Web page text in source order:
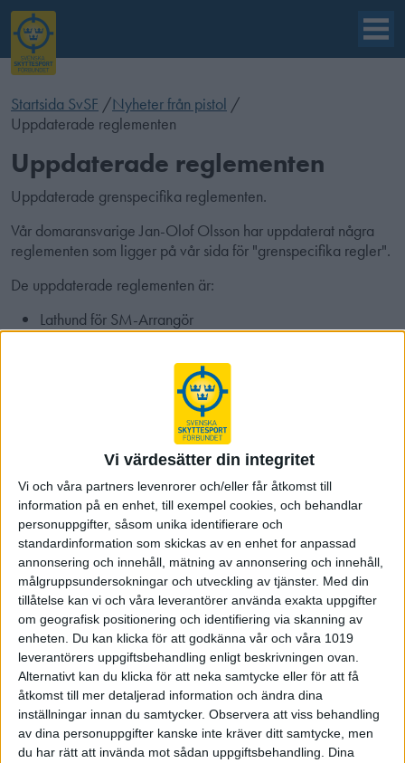
Vi värdesätter din integritet
Vi och våra partners levenrorer och/eller får åtkomst till
information på en enhet, till exempel cookies, och behandlar
personuppgifter, såsom unika identifierare och
standardinformation som skickas av en enhet for anpassad
annonsering och innehåll, mätning av annonsering och innehåll,
målgruppsundersokningar och utveckling av tjänster. Med din
tillåtelse kan vi och våra leverantörer använda exakta uppgifter
om geografisk positionering och identifiering via skanning av
enheten. Du kan klicka för att godkänna vår och våra 1019
leverantörers uppgiftsbehandling enligt beskrivningen ovan.
Alternativt kan du klicka för att neka samtycke eller för att få
åtkomst till mer detaljerad information och ändra dina
inställningar innan du samtycker. Observera att viss behandling
av dina personuppgifter kanske inte kräver ditt samtycke, men
du har rätt att invända mot sådan uppgiftsbehandling. Dina
Startsida SvSF /Nyheter från pistol /
Uppdaterade reglementen
Uppdaterade reglementen
Uppdaterade grenspecifika reglementen.
Vår domaransvarige Jan-Olof Olsson har uppdaterat några
reglementen som ligger på vår sida för "grenspecifika regler".
De uppdaterade reglementen är:
Lathund för SM-Arrangör
Lathund för Tävlingsarrangör
Lathund snabbpistolfinal på papperstavlor
Reglemente Falling Target
Reglemente Snabbluftpistol
Se fler relaterade nyheter
Jan-Olof Olsson
Tel:072-52 53 295
Domaransvarig Pistol. Ansvarig Svenska
Ungdomscupen
ungdomscupen@skyttesport.se
Simon Magdeburg 25-06-08
ShareFacebook
TwitterEmailPrint